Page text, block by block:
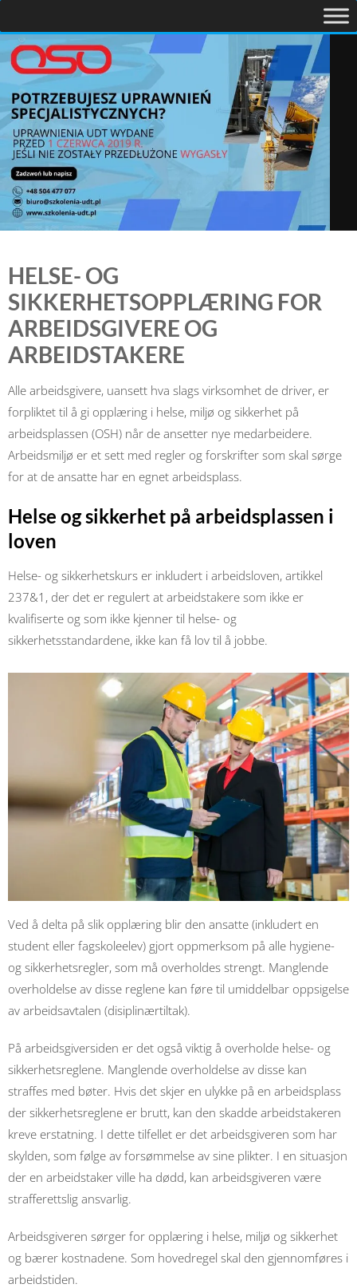
HELSE- OG
SIKKERHETSOPPLÆRING FOR
ARBEIDSGIVERE OG
ARBEIDSTAKERE
Alle arbeidsgivere, uansett hva slags virksomhet de driver, er
forpliktet til å gi opplæring i helse, miljø og sikkerhet på
arbeidsplassen (OSH) når de ansetter nye medarbeidere.
Arbeidsmiljø er et sett med regler og forskrifter som skal sørge
for at de ansatte har en egnet arbeidsplass.
Helse og sikkerhet på arbeidsplassen i
loven
Helse- og sikkerhetskurs er inkludert i arbeidsloven, artikkel
237&1, der det er regulert at arbeidstakere som ikke er
kvalifiserte og som ikke kjenner til helse- og
sikkerhetsstandardene, ikke kan få lov til å jobbe.
Ved å delta på slik opplæring blir den ansatte (inkludert en
student eller fagskoleelev) gjort oppmerksom på alle hygiene-
og sikkerhetsregler, som må overholdes strengt. Manglende
overholdelse av disse reglene kan føre til umiddelbar oppsigelse
av arbeidsavtalen (disiplinærtiltak).
På arbeidsgiversiden er det også viktig å overholde helse- og
sikkerhetsreglene. Manglende overholdelse av disse kan
straffes med bøter. Hvis det skjer en ulykke på en arbeidsplass
der sikkerhetsreglene er brutt, kan den skadde arbeidstakeren
kreve erstatning. I dette tilfellet er det arbeidsgiveren som har
skylden, som følge av forsømmelse av sine plikter. I en situasjon
der en arbeidstaker ville ha dødd, kan arbeidsgiveren være
strafferettslig ansvarlig.
Arbeidsgiveren sørger for opplæring i helse, miljø og sikkerhet
og bærer kostnadene. Som hovedregel skal den gjennomføres i
arbeidstiden.